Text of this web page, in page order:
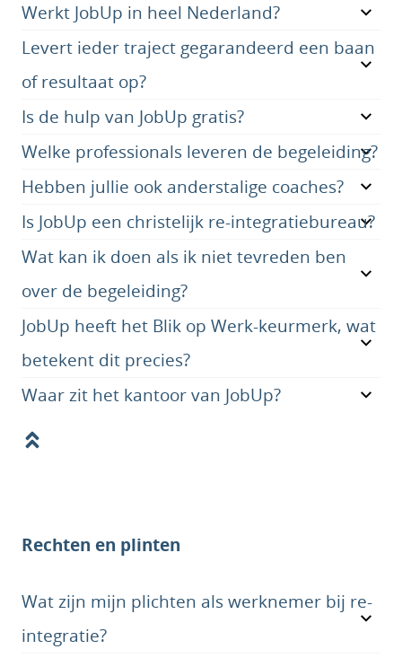
Werkt JobUp in heel Nederland?
Levert ieder traject gegarandeerd een baan
of resultaat op?
Is de hulp van JobUp gratis?
Welke professionals leveren de begeleiding?
Hebben jullie ook anderstalige coaches?
Is JobUp een christelijk re-integratiebureau?
Wat kan ik doen als ik niet tevreden ben
over de begeleiding?
JobUp heeft het Blik op Werk-keurmerk, wat
betekent dit precies?
Waar zit het kantoor van JobUp?
Rechten en plinten
Wat zijn mijn plichten als werknemer bij re-
integratie?